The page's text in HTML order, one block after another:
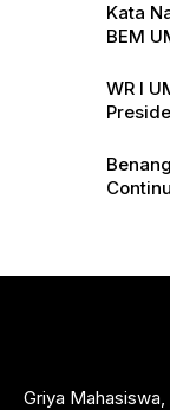
Kata
BEM
WR I
Griya